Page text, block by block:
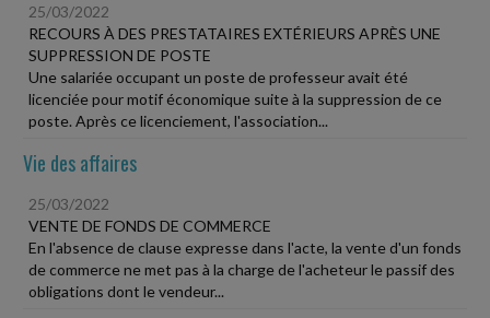
25/03/2022
RECOURS À DES PRESTATAIRES EXTÉRIEURS APRÈS UNE
SUPPRESSION DE POSTE
Une salariée occupant un poste de professeur avait été
licenciée pour motif économique suite à la suppression de ce
poste. Après ce licenciement, l'association...
Vie des affaires
25/03/2022
VENTE DE FONDS DE COMMERCE
En l'absence de clause expresse dans l'acte, la vente d'un fonds
de commerce ne met pas à la charge de l'acheteur le passif des
obligations dont le vendeur...